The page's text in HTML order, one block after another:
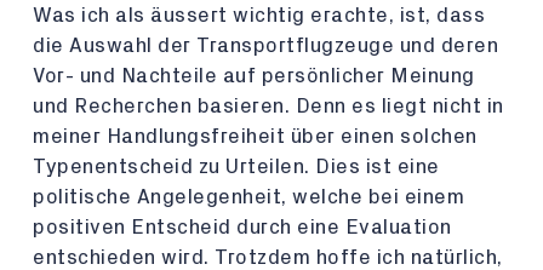
Was ich als äussert wichtig erachte, ist, dass
die Auswahl der Transportflugzeuge und deren
Vor- und Nachteile auf persönlicher Meinung
und Recherchen basieren. Denn es liegt nicht in
meiner Handlungsfreiheit über einen solchen
Typenentscheid zu Urteilen. Dies ist eine
politische Angelegenheit, welche bei einem
positiven Entscheid durch eine Evaluation
entschieden wird. Trotzdem hoffe ich natürlich,